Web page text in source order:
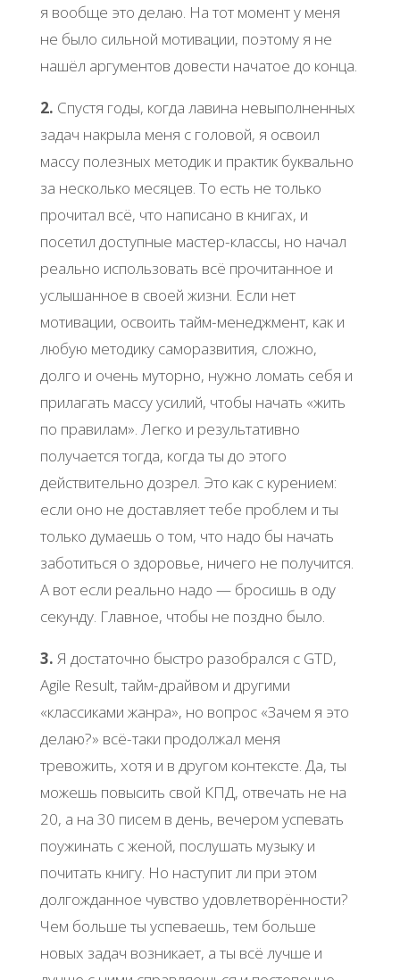
я вообще это делаю. На тот момент у меня
не было сильной мотивации, поэтому я не
нашёл аргументов довести начатое до конца.
2. Спустя годы, когда лавина невыполненных
задач накрыла меня с головой, я освоил
массу полезных методик и практик буквально
за несколько месяцев. То есть не только
прочитал всё, что написано в книгах, и
посетил доступные мастер-классы, но начал
реально использовать всё прочитанное и
услышанное в своей жизни. Если нет
мотивации, освоить тайм-менеджмент, как и
любую методику саморазвития, сложно,
долго и очень муторно, нужно ломать себя и
прилагать массу усилий, чтобы начать «жить
по правилам». Легко и результативно
получается тогда, когда ты до этого
действительно дозрел. Это как с курением:
если оно не доставляет тебе проблем и ты
только думаешь о том, что надо бы начать
заботиться о здоровье, ничего не получится.
А вот если реально надо — бросишь в оду
секунду. Главное, чтобы не поздно было.
3. Я достаточно быстро разобрался с GTD,
Agile Result, тайм-драйвом и другими
«классиками жанра», но вопрос «Зачем я это
делаю?» всё-таки продолжал меня
тревожить, хотя и в другом контексте. Да, ты
можешь повысить свой КПД, отвечать не на
20, а на 30 писем в день, вечером успевать
поужинать с женой, послушать музыку и
почитать книгу. Но наступит ли при этом
долгожданное чувство удовлетворённости?
Чем больше ты успеваешь, тем больше
новых задач возникает, а ты всё лучше и